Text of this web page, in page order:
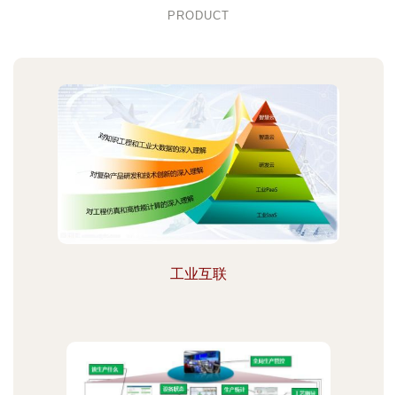
PRODUCT
工业互联